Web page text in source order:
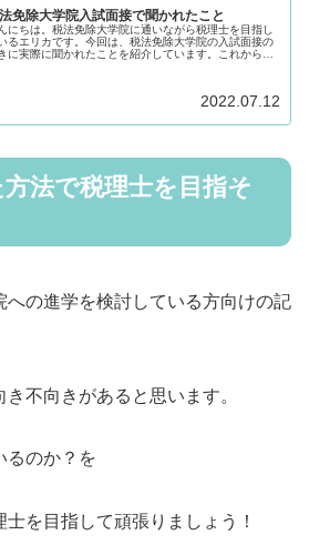
免除大学院入試面接で聞かれたこと
にちは。税法免除大学院に通いながら税理士を目指し
るエリカです。今回は、税法免除大学院の入試面接の
に実際に聞かれたことを紹介しています。これから面
2022.07.12
法で税理士を目指そ
への進学を検討している方向けの記
不向きがあると思います。
るのか？を
を目指して頑張りましょう！